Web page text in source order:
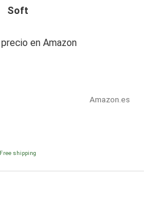
Soft
en Amazon
Amazon.es
Free shipping